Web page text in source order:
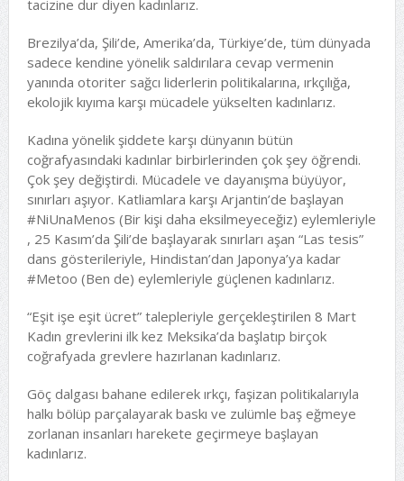
tacizine dur diyen kadınlarız.
Brezilya’da, Şili’de, Amerika’da, Türkiye’de, tüm dünyada
sadece kendine yönelik saldırılara cevap vermenin
yanında otoriter sağcı liderlerin politikalarına, ırkçılığa,
ekolojik kıyıma karşı mücadele yükselten kadınlarız.
Kadına yönelik şiddete karşı dünyanın bütün
coğrafyasındaki kadınlar birbirlerinden çok şey öğrendi.
Çok şey değiştirdi. Mücadele ve dayanışma büyüyor,
sınırları aşıyor. Katliamlara karşı Arjantin’de başlayan
#NiUnaMenos (Bir kişi daha eksilmeyeceğiz) eylemleriyle
, 25 Kasım’da Şili’de başlayarak sınırları aşan “Las tesis”
dans gösterileriyle, Hindistan’dan Japonya’ya kadar
#Metoo (Ben de) eylemleriyle güçlenen kadınlarız.
“Eşit işe eşit ücret” talepleriyle gerçekleştirilen 8 Mart
Kadın grevlerini ilk kez Meksika’da başlatıp birçok
coğrafyada grevlere hazırlanan kadınlarız.
Göç dalgası bahane edilerek ırkçı, faşizan politikalarıyla
halkı bölüp parçalayarak baskı ve zulümle baş eğmeye
zorlanan insanları harekete geçirmeye başlayan
kadınlarız.